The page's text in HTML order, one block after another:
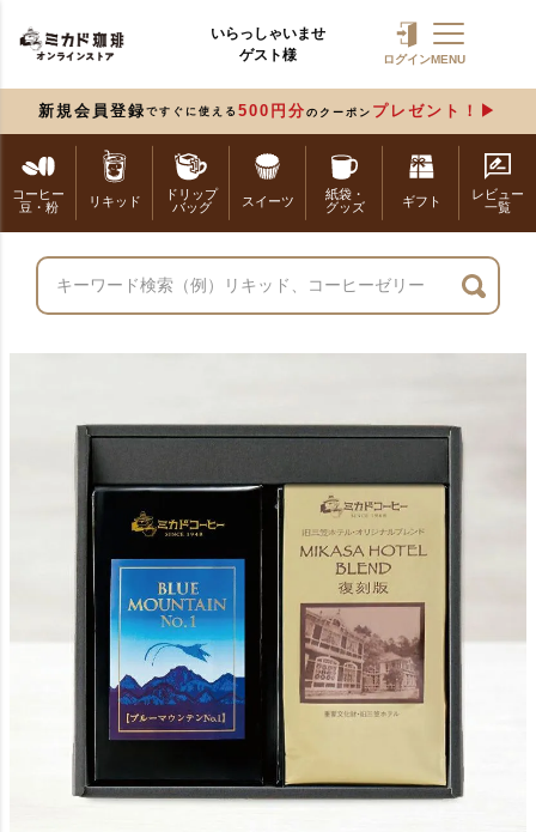
いらっしゃいませ
ゲスト様
ログインMENU
新規会員登録 ですぐに使える 500円分 のクーポン プレゼント！
コーヒー
豆・粉
リキッド
ドリップ
バッグ
スイーツ
紙袋・
グッズ
ギフト
レビュー
一覧